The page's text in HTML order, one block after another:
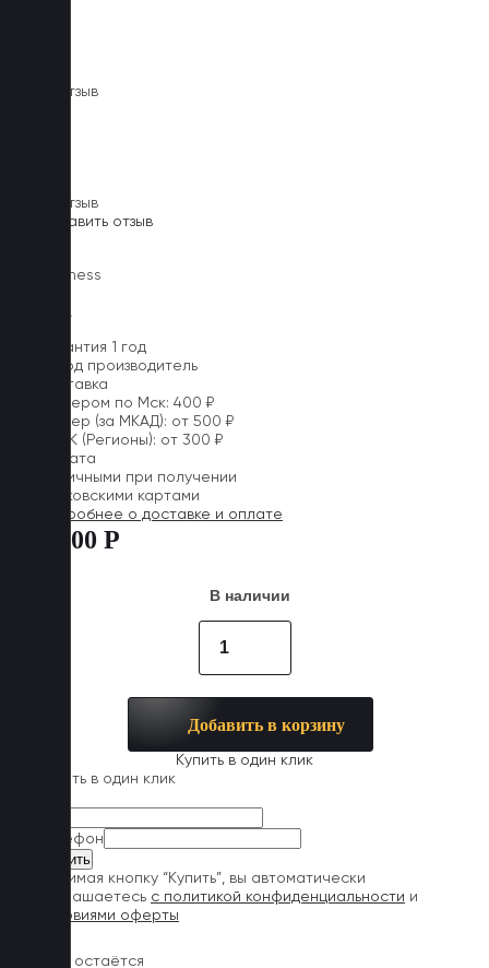
10 отзыв
10 отзыв
Оставить отзыв
Business
xEVA
Гарантия 1 год
Завод производитель
Доставка
Курьером по Мск: 400 ₽
Курьер (за МКАД): от 500 ₽
CDEK (Регионы): от 300 ₽
Оплата
Наличными при получении
Банковскими картами
Подробнее о доставке и оплате
7 500 Р
В наличии
Добавить в корзину
Купить в один клик
Купить в один клик
Телефон
Нажимая кнопку “Купить”, вы автоматически
соглашаетесь с политикой конфиденциальности и
условиями оферты
Обувь остаётся